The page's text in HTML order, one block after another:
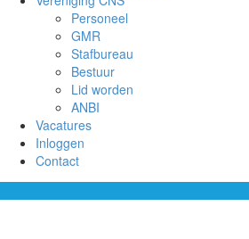
Personeel
GMR
Stafbureau
Bestuur
Lid worden
ANBI
Vacatures
Inloggen
Contact
Wij zijn CNS